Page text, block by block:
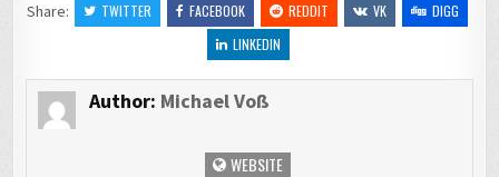
Share: TWITTER FACEBOOK REDDIT VK
DIGG
LINKEDIN
Author: Michael Voß
WEBSITE